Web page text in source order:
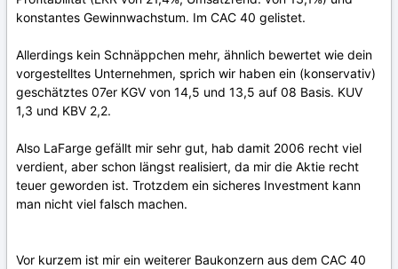
konstantes Gewinnwachstum. Im CAC 40 gelistet.
Allerdings kein Schnäppchen mehr, ähnlich bewertet wie dein
vorgestelltes Unternehmen, sprich wir haben ein (konservativ)
geschätztes 07er KGV von 14,5 und 13,5 auf 08 Basis. KUV
1,3 und KBV 2,2.
Also LaFarge gefällt mir sehr gut, hab damit 2006 recht viel
verdient, aber schon längst realisiert, da mir die Aktie recht
teuer geworden ist. Trotzdem ein sicheres Investment kann
man nicht viel falsch machen.
Vor kurzem ist mir ein weiterer Baukonzern aus dem CAC 40